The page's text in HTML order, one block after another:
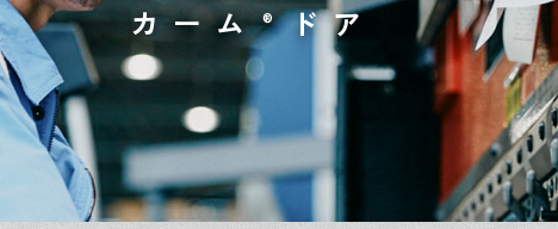
カーム®ドア